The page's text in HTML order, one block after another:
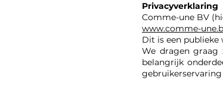
Privacyverklaring
Comme-une BV
www.comme-
Dit is een publieke
We dragen graag
belangrijk